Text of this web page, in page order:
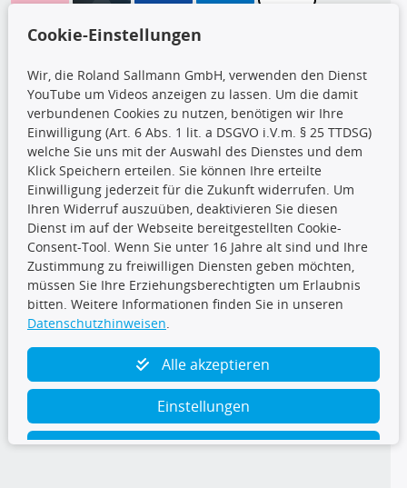
CARAT Gruppe
Folge uns
TecDoc Inside
Cookie-Einstellungen
Wir, die Roland Sallmann GmbH, verwenden den Dienst
YouTube um Videos anzeigen zu lassen. Um die damit
verbundenen Cookies zu nutzen, benötigen wir Ihre
Einwilligung (Art. 6 Abs. 1 lit. a DSGVO i.V.m. § 25 TTDSG)
welche Sie uns mit der Auswahl des Dienstes und dem
Klick Speichern erteilen. Sie können Ihre erteilte
Einwilligung jederzeit für die Zukunft widerrufen. Um
Ihren Widerruf auszuüben, deaktivieren Sie diesen
Dienst im auf der Webseite bereitgestellten Cookie-
Consent-Tool. Wenn Sie unter 16 Jahre alt sind und Ihre
Zustimmung zu freiwilligen Diensten geben möchten,
müssen Sie Ihre Erziehungsberechtigten um Erlaubnis
bitten. Weitere Informationen finden Sie in unseren
Datenschutzhinweisen.
Alle akzeptieren
Einstellungen
Ablehnen